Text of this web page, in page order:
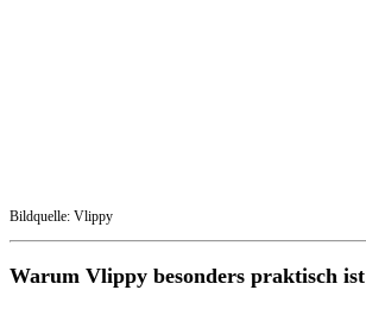
Bildquelle: Vlippy
Warum Vlippy besonders praktisch ist